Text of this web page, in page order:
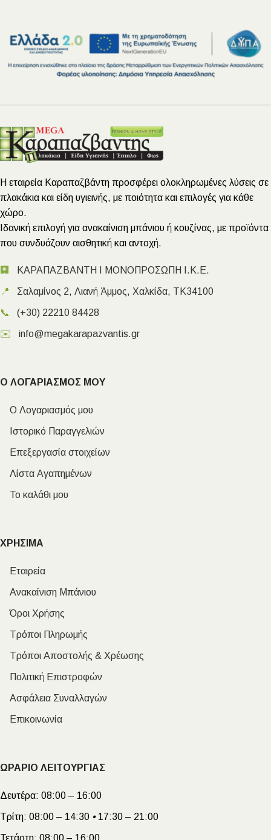
Η εταιρεία Καραπαζβάντη προσφέρει ολοκληρωμένες λύσεις σε
πλακάκια και είδη υγιεινής, με ποιότητα και επιλογές για κάθε
χώρο.
Ιδανική επιλογή για ανακαίνιση μπάνιου ή κουζίνας, με προϊόντα
που συνδυάζουν αισθητική και αντοχή.
🏢 ΚΑΡΑΠΑΖΒΑΝΤΗ Ι ΜΟΝΟΠΡΟΣΩΠΗ Ι.Κ.Ε.
📍 Σαλαμίνος 2, Λιανή Άμμος, Χαλκίδα, ΤΚ34100
📞 (+30) 22210 84428
✉️ info@megakarapazvantis.gr
Ο ΛΟΓΑΡΙΑΣΜΟΣ ΜΟΥ
Ο Λογαριασμός μου
Ιστορικό Παραγγελιών
Επεξεργασία στοιχείων
Λίστα Αγαπημένων
Το καλάθι μου
ΧΡΗΣΙΜΑ
Εταιρεία
Ανακαίνιση Μπάνιου
Όροι Χρήσης
Τρόποι Πληρωμής
Τρόποι Αποστολής & Χρέωσης
Πολιτική Επιστροφών
Ασφάλεια Συναλλαγών
Επικοινωνία
ΩΡΑΡΙΟ ΛΕΙΤΟΥΡΓΙΑΣ
Δευτέρα: 08:00 – 16:00
Τρίτη: 08:00 – 14:30 •17:30 – 21:00
Τετάρτη: 08:00 – 16:00